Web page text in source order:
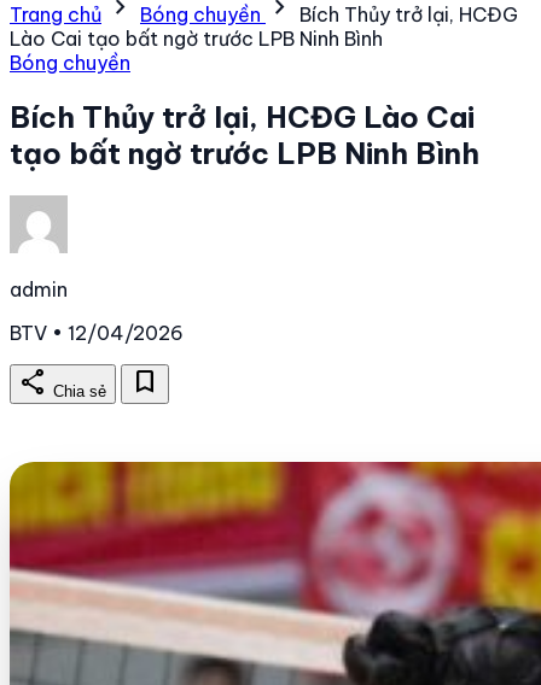
Trang chủ chevron_right Bóng chuyền chevron_right
Bích Thủy trở lại, HCĐG
Lào Cai tạo bất ngờ trước LPB Ninh Bình
Bóng chuyền
Bích Thủy trở lại, HCĐG Lào Cai
tạo bất ngờ trước LPB Ninh Bình
admin
BTV • 12/04/2026
share Chia sẻ bookmark